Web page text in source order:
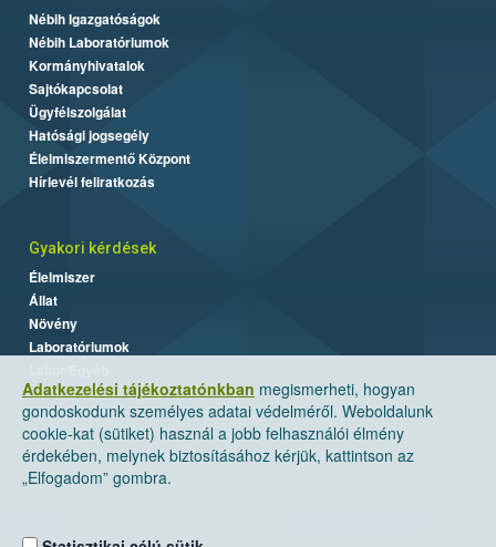
Adatkezelési tájékoztatónkban megismerheti, hogyan
gondoskodunk személyes adatai védelméről. Weboldalunk
cookie-kat (sütiket) használ a jobb felhasználói élmény
érdekében, melynek biztosításához kérjük, kattintson az
„Elfogadom” gombra.
Nébih Igazgatóságok
Nébih Laboratóriumok
Kormányhivatalok
Sajtókapcsolat
Ügyfélszolgálat
Hatósági jogsegély
Élelmiszermentő Központ
Hírlevél feliratkozás
Gyakori kérdések
Élelmiszer
Állat
Növény
Laboratóriumok